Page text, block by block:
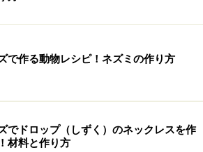
で作る動物レシピ！ネズミの作り方
でドロップ（しずく）のネックレスを作
材料と作り方